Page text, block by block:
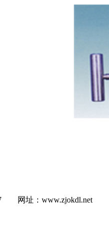
网址：www.zjokdl.net